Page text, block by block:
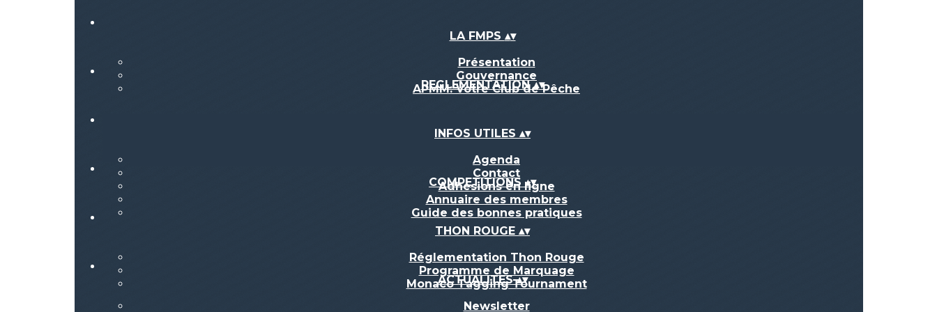
LA FMPS ▴▾
Présentation
Gouvernance
APMM: Votre Club de Pêche
REGLEMENTATION▴▾
INFOS UTILES ▴▾
Agenda
Contact
Adhésions en ligne
Annuaire des membres
Guide des bonnes pratiques
COMPETITIONS ▴▾
THON ROUGE ▴▾
Réglementation Thon Rouge
Programme de Marquage
Monaco Tagging Tournament
ACTUALITES▴▾
Newsletter